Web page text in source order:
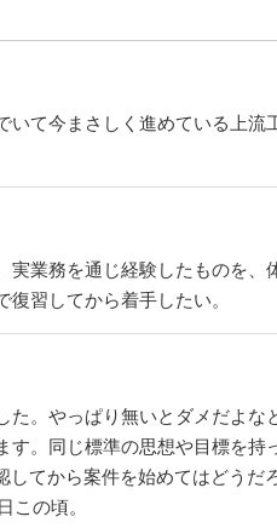
て今まさしく進めている上流
業務を通じ経験したものを、
習してから着手したい。
た。やっぱり無いとダメだよな
す。同じ標準の思想や目標を持
てから案件を始めてはどうだ
この頃。